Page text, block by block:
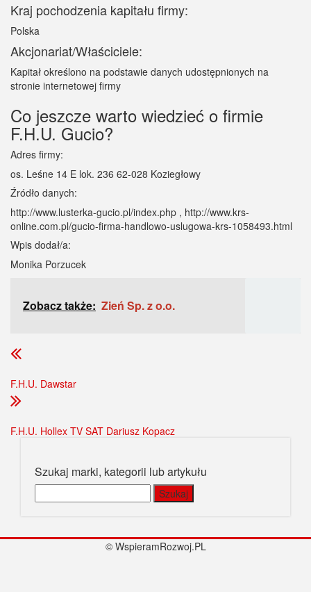
Kraj pochodzenia kapitału firmy:
Polska
Akcjonariat/Właściciele:
Kapitał określono na podstawie danych udostępnionych na
stronie internetowej firmy
Co jeszcze warto wiedzieć o firmie
F.H.U. Gucio?
Adres firmy:
os. Leśne 14 E lok. 236 62-028 Koziegłowy
Źródło danych:
http://www.lusterka-gucio.pl/index.php , http://www.krs-
online.com.pl/gucio-firma-handlowo-uslugowa-krs-1058493.html
Wpis dodał/a:
Monika Porzucek
Zobacz także: Zień Sp. z o.o.
F.H.U. Dawstar
F.H.U. Hollex TV SAT Dariusz Kopacz
Szukaj marki, kategorii lub artykułu
© WspieramRozwoj.PL